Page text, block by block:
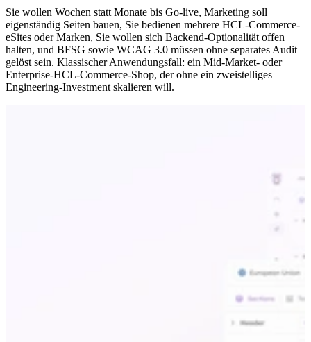
Sie wollen Wochen statt Monate bis Go-live, Marketing soll
eigenständig Seiten bauen, Sie bedienen mehrere HCL-Commerce-
eSites oder Marken, Sie wollen sich Backend-Optionalität offen
halten, und BFSG sowie WCAG 3.0 müssen ohne separates Audit
gelöst sein. Klassischer Anwendungsfall: ein Mid-Market- oder
Enterprise-HCL-Commerce-Shop, der ohne ein zweistelliges
Engineering-Investment skalieren will.